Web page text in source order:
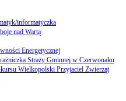
informatyczka
nad Wartą
Energetycznej
Straży Gminnej w Czerwonaku
Wielkopolski Przyjaciel Zwierząt